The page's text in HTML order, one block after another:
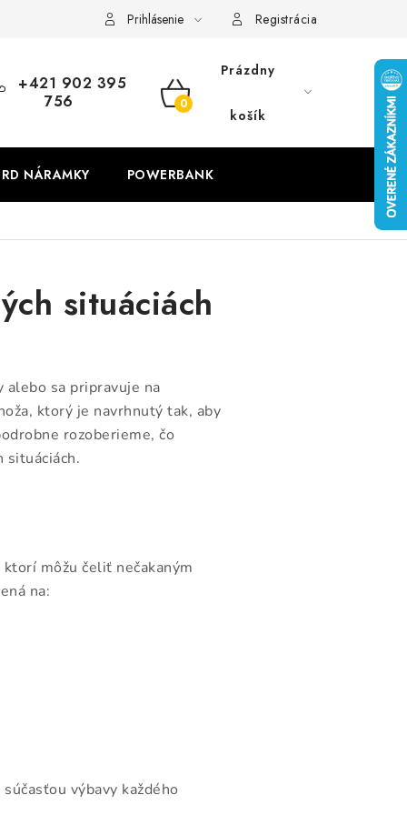
Prihlásenie Registrácia
+421 902 395
756
NÁKUPNÝ
Prázdny
košík
NÁRAMKY POWERBANK
situáciách
sa pripravuje na
ktorý je navrhnutý tak, aby
rozoberieme, čo
situáciách.
môžu čeliť nečakaným
na:
výbavy každého